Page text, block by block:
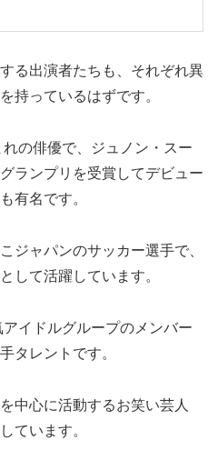
る出演者たちも、それぞれ異
持っているはずです。
の俳優で、ジュノン・スー
ランプリを受賞してデビュー
有名です。
ジャパンのサッカー選手で、
して活躍しています。
イドルグループのメンバー
タレントです。
中心に活動するお笑い芸人
ています。